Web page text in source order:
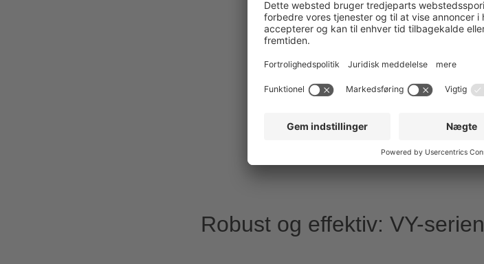
Robust og effektiv: VY-serien